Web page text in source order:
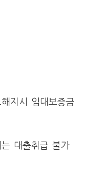
지시 임대보증금
대출취급 불가